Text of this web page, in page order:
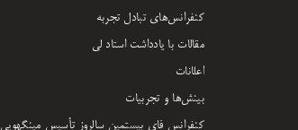
کنفرانس‌های تبادل تجربه
مقالات با یادداشت‌ استاد لی
اعلانات
بینش‌ها و تجربیات
کنفرانس فای بیستمین سالروز تأسیس مینگهویی